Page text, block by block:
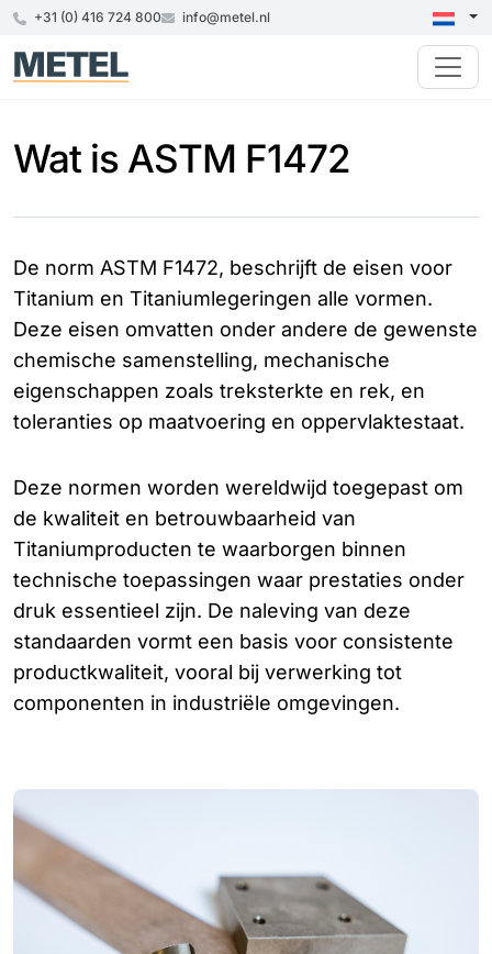
+31 (0) 416 724 800 info@metel.nl
Wat is ASTM F1472
De norm ASTM F1472, beschrijft de eisen voor
Titanium en Titaniumlegeringen alle vormen.
Deze eisen omvatten onder andere de gewenste
chemische samenstelling, mechanische
eigenschappen zoals treksterkte en rek, en
toleranties op maatvoering en oppervlaktestaat.
Deze normen worden wereldwijd toegepast om
de kwaliteit en betrouwbaarheid van
Titaniumproducten te waarborgen binnen
technische toepassingen waar prestaties onder
druk essentieel zijn. De naleving van deze
standaarden vormt een basis voor consistente
productkwaliteit, vooral bij verwerking tot
componenten in industriële omgevingen.